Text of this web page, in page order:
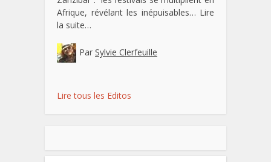
Afrique, révélant les inépuisables… Lire
la suite…
Par Sylvie Clerfeuille
Lire tous les Editos